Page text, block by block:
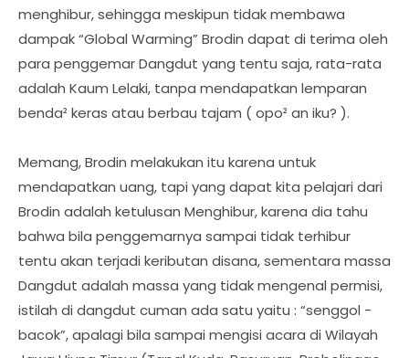
menghibur, sehingga meskipun tidak membawa
dampak “Global Warming” Brodin dapat di terima oleh
para penggemar Dangdut yang tentu saja, rata-rata
adalah Kaum Lelaki, tanpa mendapatkan lemparan
benda² keras atau berbau tajam ( opo² an iku? ).
Memang, Brodin melakukan itu karena untuk
mendapatkan uang, tapi yang dapat kita pelajari dari
Brodin adalah ketulusan Menghibur, karena dia tahu
bahwa bila penggemarnya sampai tidak terhibur
tentu akan terjadi keributan disana, sementara massa
Dangdut adalah massa yang tidak mengenal permisi,
istilah di dangdut cuman ada satu yaitu : “senggol -
bacok”, apalagi bila sampai mengisi acara di Wilayah